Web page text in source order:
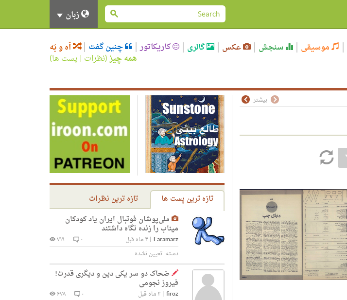
زبان
موسیقی سنجش عکس گالری کاریکاتور چنین گفت اَه و بَه
همه چیز(نظرات | پست ها)
بیشتر
تازه ترین پست ها
تازه ترین نظرات
ملی‌پوشان فوتبال ایران یاد کودکان
میناب را زنده نگاه داشتند
Faramarz
| ۴ ماه قبل ۰
۷۱۹
دسته: تعیین نشده
ضحاک دو سر یکی دین و دیگری قدرت!
فیروز نجومی
firoz
| ۴ ماه قبل ۰
۶۷۸